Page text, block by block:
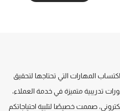
المهارات التي تحتاجها لتحقيق
تدريبية متميزة في خدمة العملاء،
صممت خصيصًا لتلبية احتياجاتكم